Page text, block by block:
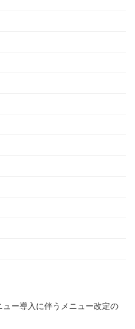
ュー導入に伴うメニュー改定の